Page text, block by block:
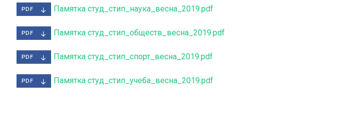
PDF Памятка студ_стип_наука_весна_2019.pdf
PDF Памятка студ_стип_обществ_весна_2019.pdf
PDF Памятка студ_стип_спорт_весна_2019.pdf
PDF Памятка студ_стип_учеба_весна_2019.pdf